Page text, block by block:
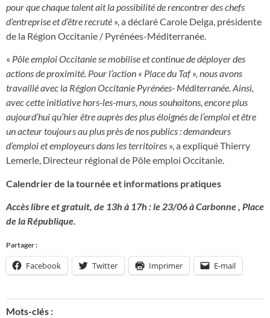
pour que chaque talent ait la possibilité de rencontrer des chefs
d’entreprise et d’être recruté », a déclaré Carole Delga, présidente
de la Région Occitanie / Pyrénées-Méditerranée.
« Pôle emploi Occitanie se mobilise et continue de déployer des
actions de proximité. Pour l’action « Place du Taf », nous avons
travaillé avec la Région Occitanie Pyrénées- Méditerranée. Ainsi,
avec cette initiative hors-les-murs, nous souhaitons, encore plus
aujourd’hui qu’hier être auprès des plus éloignés de l’emploi et être
un acteur toujours au plus près de nos publics : demandeurs
d’emploi et employeurs dans les territoires », a expliqué Thierry
Lemerle, Directeur régional de Pôle emploi Occitanie.
Calendrier de la tournée et informations pratiques
Accès libre et gratuit, de 13h à 17h : le 23/06 à Carbonne , Place
de la République.
Partager :
Facebook Twitter Imprimer E-mail
Mots-clés :